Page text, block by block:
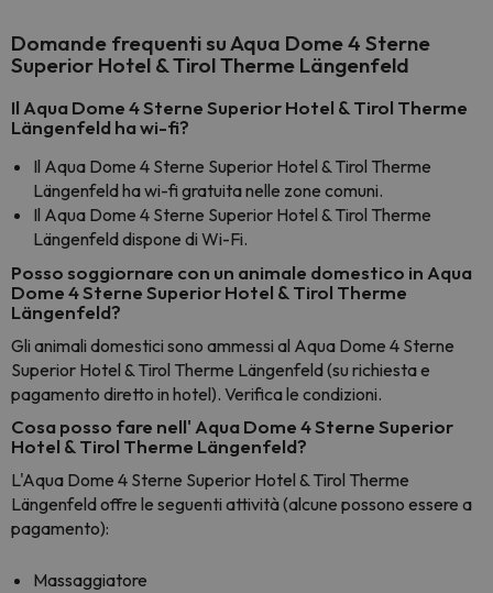
Domande frequenti su Aqua Dome 4 Sterne
Superior Hotel & Tirol Therme Längenfeld
Il Aqua Dome 4 Sterne Superior Hotel & Tirol Therme
Längenfeld ha wi-fi?
Il Aqua Dome 4 Sterne Superior Hotel & Tirol Therme
Längenfeld ha wi-fi gratuita nelle zone comuni.
Il Aqua Dome 4 Sterne Superior Hotel & Tirol Therme
Längenfeld dispone di Wi-Fi.
Posso soggiornare con un animale domestico in Aqua
Dome 4 Sterne Superior Hotel & Tirol Therme
Längenfeld?
Gli animali domestici sono ammessi al Aqua Dome 4 Sterne
Superior Hotel & Tirol Therme Längenfeld (su richiesta e
pagamento diretto in hotel). Verifica le condizioni.
Cosa posso fare nell' Aqua Dome 4 Sterne Superior
Hotel & Tirol Therme Längenfeld?
L'Aqua Dome 4 Sterne Superior Hotel & Tirol Therme
Längenfeld offre le seguenti attività (alcune possono essere a
pagamento):
Massaggiatore